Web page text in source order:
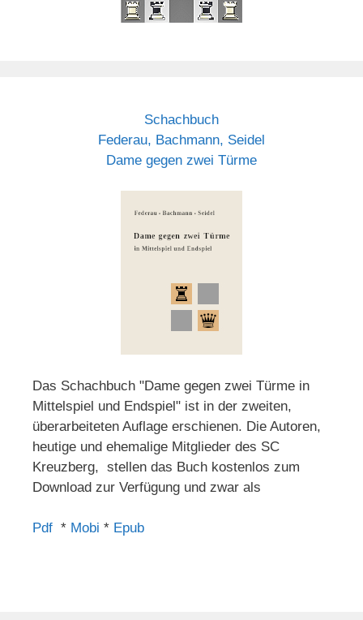
Schachbuch
Federau, Bachmann, Seidel
Dame gegen zwei Türme
Das Schachbuch "Dame gegen zwei Türme in
Mittelspiel und Endspiel" ist in der zweiten,
überarbeiteten Auflage erschienen. Die Autoren,
heutige und ehemalige Mitglieder des SC
Kreuzberg, stellen das Buch kostenlos zum
Download zur Verfügung und zwar als
Pdf * Mobi * Epub